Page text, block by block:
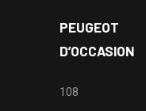
PEUGEOT
D’OCCASION
108